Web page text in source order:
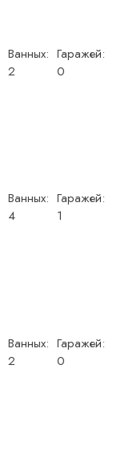
Ванных:
2
Гаражей:
0
Ванных:
4
Гаражей:
1
Ванных:
2
Гаражей:
0